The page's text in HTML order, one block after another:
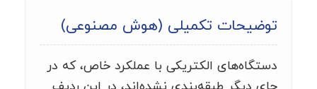
توضیحات تکمیلی (هوش مصنوعی)
دستگاه‌های الکتریکی با عملکرد خاص، که در